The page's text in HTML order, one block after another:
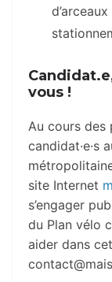
vous !
Au cours des
candidat·e·s
site Internet
s’engager
du Plan vélo
aider dans